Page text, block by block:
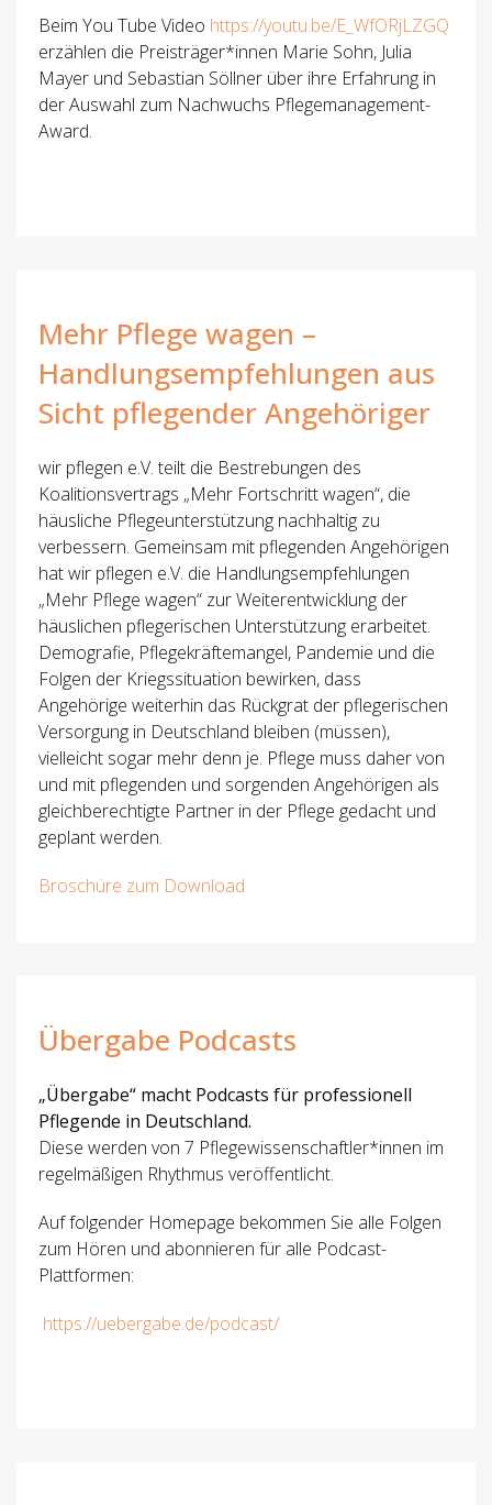
Beim You Tube Video https://youtu.be/E_WfORjLZGQ
erzählen die Preisträger*innen Marie Sohn, Julia
Mayer und Sebastian Söllner über ihre Erfahrung in
der Auswahl zum Nachwuchs Pflegemanagement-
Award.
Mehr Pflege wagen –
Handlungsempfehlungen aus
Sicht pflegender Angehöriger
wir pflegen e.V. teilt die Bestrebungen des
Koalitionsvertrags „Mehr Fortschritt wagen“, die
häusliche Pflegeunterstützung nachhaltig zu
verbessern. Gemeinsam mit pflegenden Angehörigen
hat wir pflegen e.V. die Handlungsempfehlungen
„Mehr Pflege wagen“ zur Weiterentwicklung der
häuslichen pflegerischen Unterstützung erarbeitet.
Demografie, Pflegekräftemangel, Pandemie und die
Folgen der Kriegssituation bewirken, dass
Angehörige weiterhin das Rückgrat der pflegerischen
Versorgung in Deutschland bleiben (müssen),
vielleicht sogar mehr denn je. Pflege muss daher von
und mit pflegenden und sorgenden Angehörigen als
gleichberechtigte Partner in der Pflege gedacht und
geplant werden.
Broschüre zum Download
Übergabe Podcasts
„Übergabe“ macht Podcasts für professionell
Pflegende in Deutschland.
Diese werden von 7 Pflegewissenschaftler*innen im
regelmäßigen Rhythmus veröffentlicht.
Auf folgender Homepage bekommen Sie alle Folgen
zum Hören und abonnieren für alle Podcast-
Plattformen:
https://uebergabe.de/podcast/